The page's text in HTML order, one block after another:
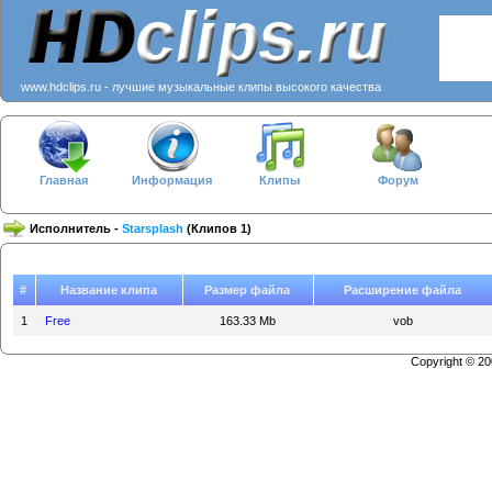
www.hdclips.ru - лучшие музыкальные клипы высокого качества
Главная Информация Клипы Форум
Исполнитель - Starsplash (Клипов 1)
# Название клипа Размер файла Расширение файла
1 Free 163.33 Mb vob
Copyright ©